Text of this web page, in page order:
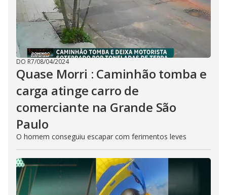
DO R7/08/04/2024
Quase Morri : Caminhão tomba e
carga atinge carro de
comerciante na Grande São
Paulo
O homem conseguiu escapar com ferimentos leves